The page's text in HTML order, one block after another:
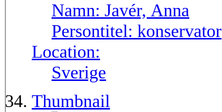
Namn: Javér, Anna
Persontitel: konservator
Location:
Sverige
Thumbnail